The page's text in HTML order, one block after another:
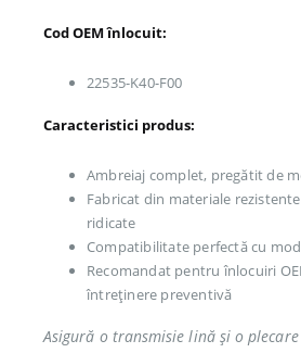
Cod OEM înlocuit:
22535-K40-F00
Caracteristici produs:
Ambreiaj complet, pregătit de
Fabricat din materiale
ridicate
Compatibilitate perfectă cu
Recomandat pentru înlocuiri
întreținere preventivă
Asigură o transmisie lină și o